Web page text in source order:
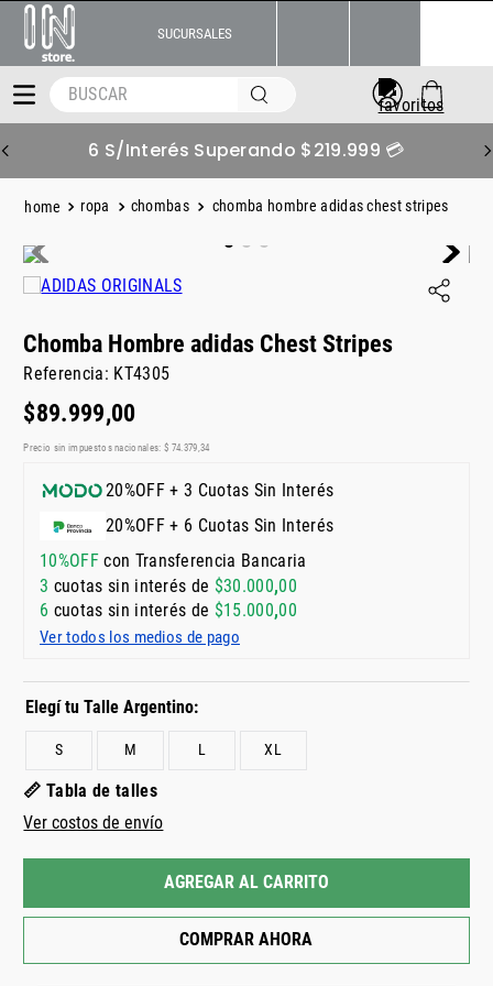
SUCURSALES
BUSCAR
6 S/Interés Superando $219.999 💳
ropa chombas chomba hombre adidas chest stripes
Chomba Hombre adidas Chest Stripes
Referencia: KT4305
$89.999,00
Precio sin impuestos nacionales: $ 74 379 34
20%OFF + 3 Cuotas Sin Interés
20%OFF + 6 Cuotas Sin Interés
10%OFFcon Transferencia Bancaria
3 cuotas sin interés de $30.000,00
6 cuotas sin interés de $15.000,00
Ver todos los medios de pago
S M L XL
📏 Tabla de talles
Ver costos de envío
AGREGAR AL CARRITO
COMPRAR AHORA